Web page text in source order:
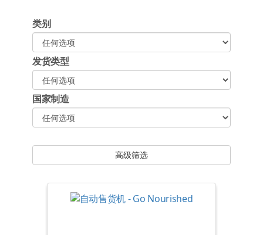
类别
发货类型
国家制造
高级筛选